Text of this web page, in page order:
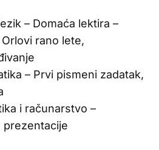
– Domaća lektira –
rano lete,
– Prvi pismeni zadatak,
i računarstvo –
prezentacije